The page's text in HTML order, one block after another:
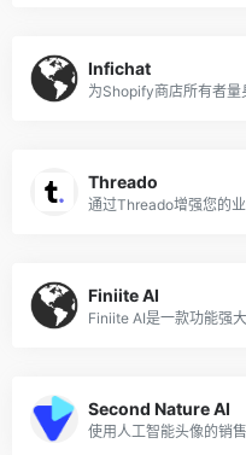
Infichat
为Shopify商店所有者量
Threado
通过Threado增强您的
Finiite AI
Second Nature AI
使用人工智能头像的销